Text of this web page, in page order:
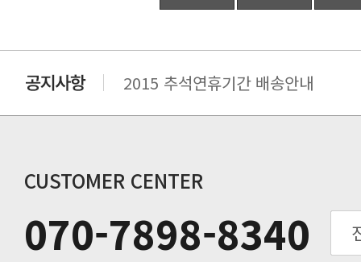
2015 추석연휴기간 배송안내
추수감사절 배송안내
추석기간 배송안내
노동절(9월3일) 배송업무 안내
입금 고객님을 찾습니다.
CUSTOMER CENTER
070-7898-8340